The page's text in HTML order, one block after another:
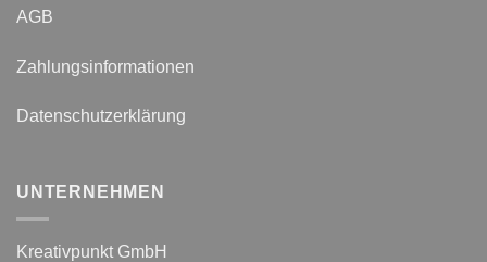
AGB
Zahlungsinformationen
Datenschutzerklärung
UNTERNEHMEN
Kreativpunkt GmbH